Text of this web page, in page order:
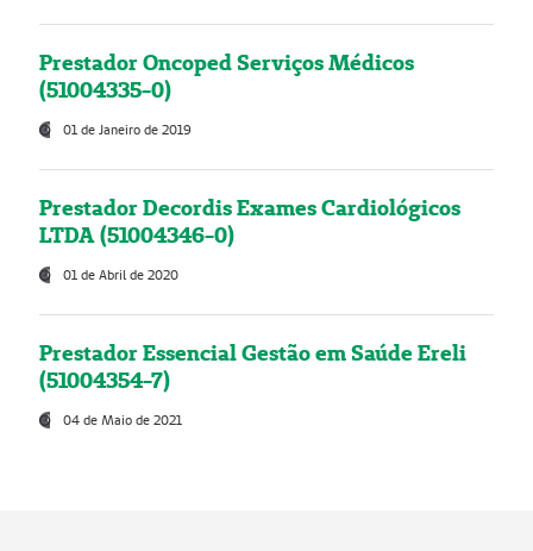
Prestador Oncoped Serviços Médicos
(51004335-0)
01 de Janeiro de 2019
Prestador Decordis Exames Cardiológicos
LTDA (51004346-0)
01 de Abril de 2020
Prestador Essencial Gestão em Saúde Ereli
(51004354-7)
04 de Maio de 2021